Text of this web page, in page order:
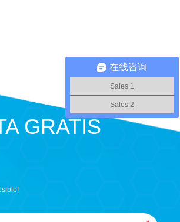
GRATIS
在线咨询
Sales 1
Sales 2